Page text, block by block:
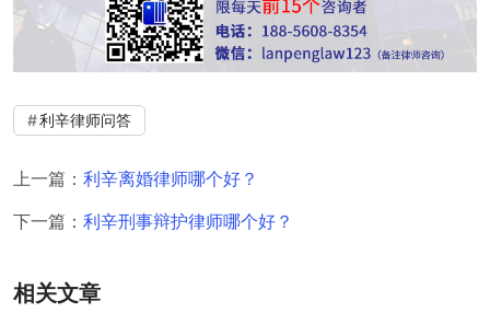
利辛律师问答
上一篇： 利辛离婚律师哪个好？
下一篇： 利辛刑事辩护律师哪个好？
相关文章